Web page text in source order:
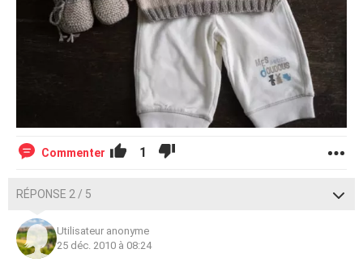
Commenter 1
RÉPONSE 2 / 5
Utilisateur anonyme
25 déc. 2010 à 08:24